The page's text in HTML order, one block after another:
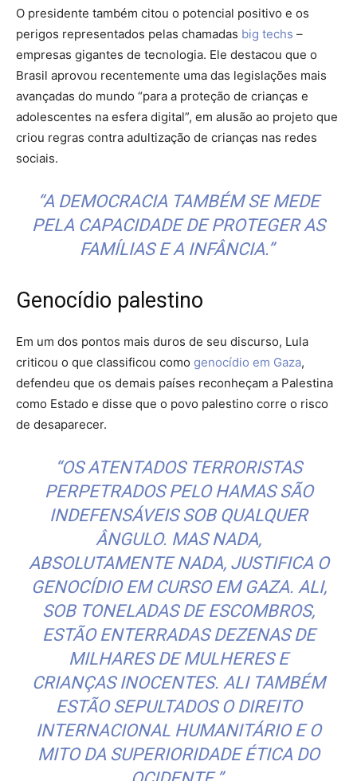
O presidente também citou o potencial positivo e os
perigos representados pelas chamadas big techs –
empresas gigantes de tecnologia. Ele destacou que o
Brasil aprovou recentemente uma das legislações mais
avançadas do mundo “para a proteção de crianças e
adolescentes na esfera digital”, em alusão ao projeto que
criou regras contra adultização de crianças nas redes
sociais.
“A DEMOCRACIA TAMBÉM SE MEDE
PELA CAPACIDADE DE PROTEGER AS
FAMÍLIAS E A INFÂNCIA.”
Genocídio palestino
Em um dos pontos mais duros de seu discurso, Lula
criticou o que classificou como genocídio em Gaza,
defendeu que os demais países reconheçam a Palestina
como Estado e disse que o povo palestino corre o risco
de desaparecer.
“OS ATENTADOS TERRORISTAS
PERPETRADOS PELO HAMAS SÃO
INDEFENSÁVEIS SOB QUALQUER
ÂNGULO. MAS NADA,
ABSOLUTAMENTE NADA, JUSTIFICA O
GENOCÍDIO EM CURSO EM GAZA. ALI,
SOB TONELADAS DE ESCOMBROS,
ESTÃO ENTERRADAS DEZENAS DE
MILHARES DE MULHERES E
CRIANÇAS INOCENTES. ALI TAMBÉM
ESTÃO SEPULTADOS O DIREITO
INTERNACIONAL HUMANITÁRIO E O
MITO DA SUPERIORIDADE ÉTICA DO